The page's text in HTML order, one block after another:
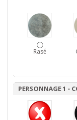
Rasé
PERSONNAGE 1 -